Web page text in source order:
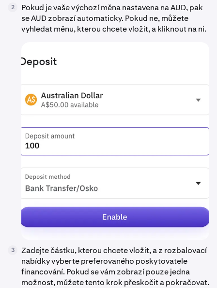
2
Pokud je vaše výchozí měna nastavena na AUD, pak
se AUD zobrazí automaticky. Pokud ne, můžete
vyhledat měnu, kterou chcete vložit, a kliknout na ni.
3
Zadejte částku, kterou chcete vložit, a z rozbalovací
nabídky vyberte preferovaného poskytovatele
financování. Pokud se vám zobrazí pouze jedna
možnost, můžete tento krok přeskočit a pokračovat.